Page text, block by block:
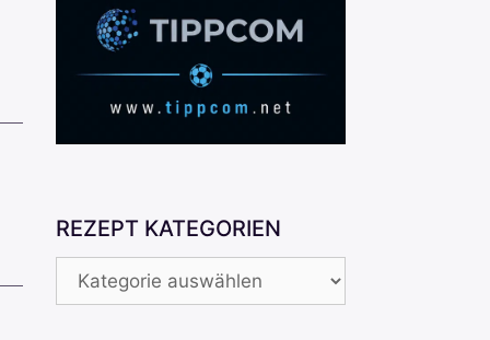
REZEPT KATEGORIEN
REZEPT
KATEGORIEN